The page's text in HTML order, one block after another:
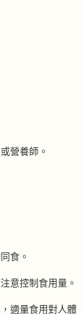
營養師。
食。
意控制食用量。
適量食用對人體